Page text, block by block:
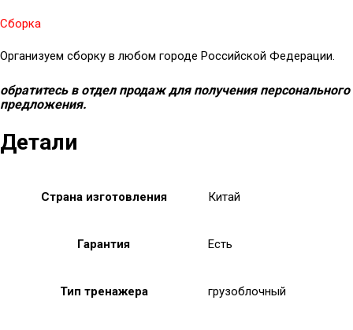
Сборка
Организуем сборку в любом городе Российской Федерации.
обратитесь в отдел продаж для получения персонального
предложения.
Детали
Страна изготовления Китай
Гарантия Есть
Тип тренажера грузоблочный